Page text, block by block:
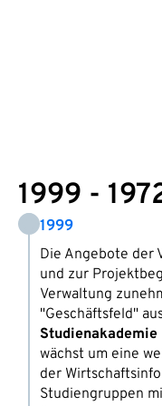
1999 -
1999
Die Angebote der
und zur
Verwaltung
"Geschäftsfeld"
Studienakademie
wächst um eine
der
Studiengruppen